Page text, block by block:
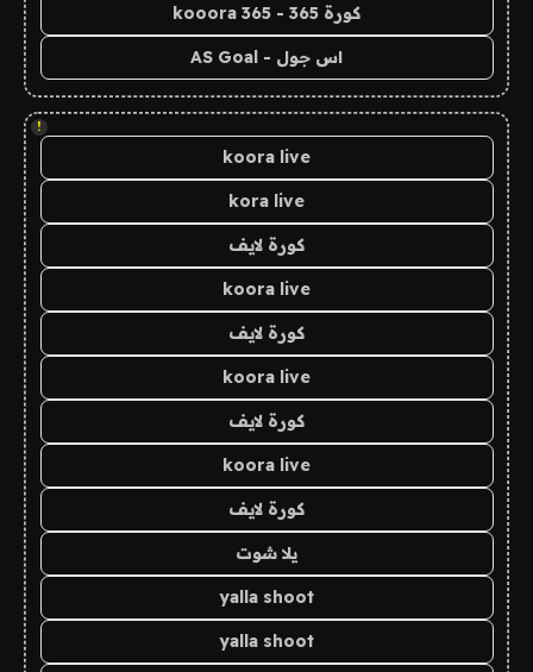
كورة 365 - kooora 365
اس جول - AS Goal
!
koora live
kora live
كورة لايف
koora live
كورة لايف
koora live
كورة لايف
koora live
كورة لايف
يلا شوت
yalla shoot
yalla shoot